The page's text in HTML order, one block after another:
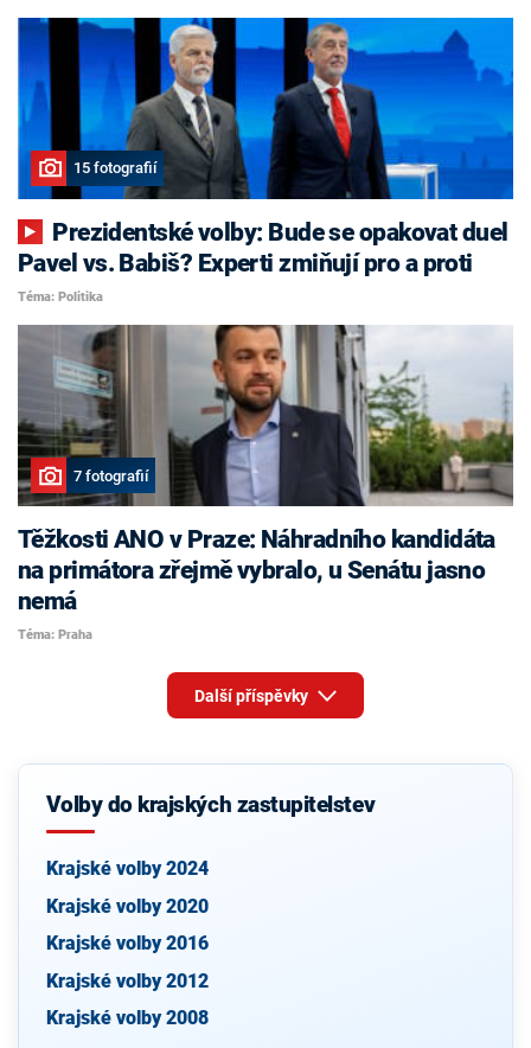
15 fotografií
Pavel vs. Babiš? Experti zmiňují pro a proti
Téma: Politika
7 fotografií
Těžkosti ANO v Praze: Náhradního kandidáta
na primátora zřejmě vybralo, u Senátu jasno
nemá
Téma: Praha
Další příspěvky
Volby do krajských zastupitelstev
Krajské volby 2024
Krajské volby 2020
Krajské volby 2016
Krajské volby 2012
Krajské volby 2008